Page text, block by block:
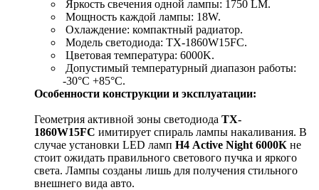
Яркость свечения одной лампы: 1750 LM.
Мощность каждой лампы: 18W.
Охлаждение: компактный радиатор.
Модель светодиода: TX-1860W15FC.
Цветовая температура: 6000K.
Допустимый температурный диапазон работы:
-30°С +85°С.
Особенности конструкции и эксплуатации:
Геометрия активной зоны светодиода TX-
1860W15FC имитирует спираль лампы накаливания. В
случае установки LED ламп H4 Active Night 6000К не
стоит ожидать правильного светового пучка и яркого
света. Лампы созданы лишь для получения стильного
внешнего вида авто.